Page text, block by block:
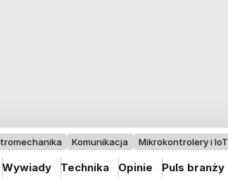
Komunikacja Mikrokontrolery i IoT
Wywiady Technika Opinie Puls branży